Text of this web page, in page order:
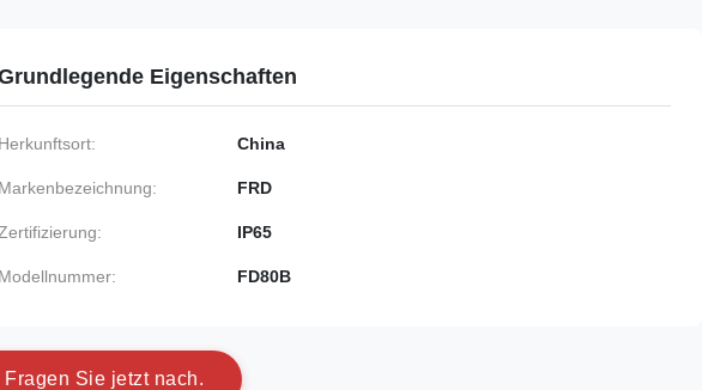
Eigenschaften
Herkunftsort: China
Markenbezeichnung: FRD
IP65
Modellnummer: FD80B
Fragen Sie jetzt nach.